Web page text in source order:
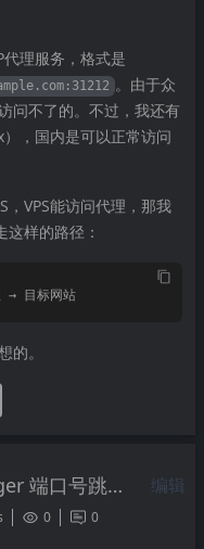
理服务，格式是
。由于众
问不了的。不过，我还有
，国内是可以正常访问
，VPS能访问代理，那我
样的路径：
的。
跳转错误修复 编辑
0 0